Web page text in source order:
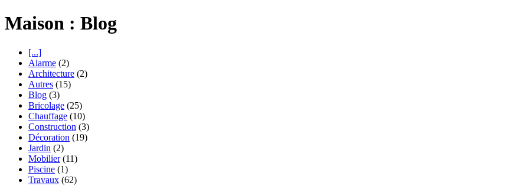
Maison : Blog
[...]
Alarme (2)
Architecture (2)
Autres (15)
Blog (3)
Bricolage (25)
Chauffage (10)
Construction (3)
Décoration (19)
Jardin (2)
Mobilier(11)
Piscine (1)
Travaux (62)